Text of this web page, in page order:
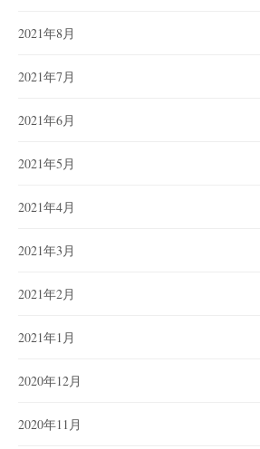
2021年8月
2021年7月
2021年6月
2021年5月
2021年4月
2021年3月
2021年2月
2021年1月
2020年12月
2020年11月